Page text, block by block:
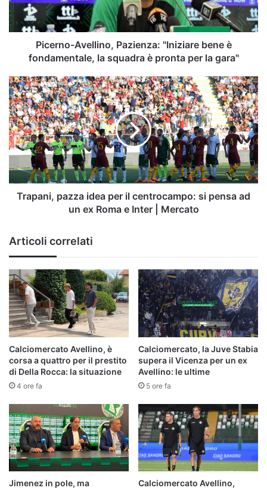
fondamentale,
la
squadra
pronta
la
gara"
Picerno-Avellino, Pazienza: "Iniziare bene è
fondamentale, la squadra è pronta per la gara"
Trapani,
pazza
idea
per
il
centrocampo:
si
pensa
ad
un
Inter
|
Mercato
Trapani, pazza idea per il centrocampo: si pensa ad
un ex Roma e Inter | Mercato
Articoli correlati
Calciomercato Avellino, è
corsa a quattro per il prestito
di Della Rocca: la situazione
4 ore fa
Calciomercato, la Juve Stabia
supera il Vicenza per un ex
Avellino: le ultime
5 ore fa
Jimenez in pole, ma
Calciomercato Avellino,